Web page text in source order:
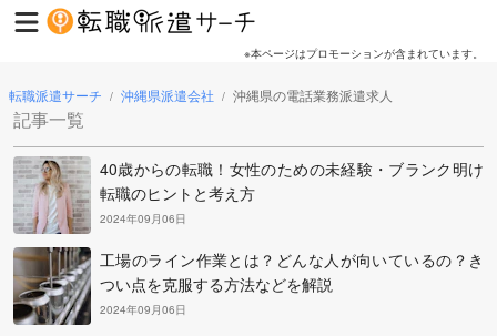
※本ページはプロモーションが含まれています。
転職派遣サーチ / 沖縄県派遣会社 / 沖縄県の電話業務派遣求人
記事一覧
40歳からの転職！女性のための未経験・ブランク明け
転職のヒントと考え方
2024年09月06日
工場のライン作業とは？どんな人が向いているの？き
つい点を克服する方法などを解説
2024年09月06日